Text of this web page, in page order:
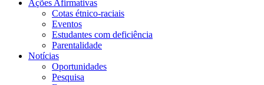
Ações Afirmativas
Cotas étnico-raciais
Eventos
Estudantes com deficiência
Parentalidade
Notícias
Oportunidades
Pesquisa